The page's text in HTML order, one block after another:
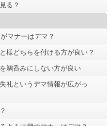
る？
マナーはデマ？
様どちらを付ける方が良い？
鵜呑みにしない方が良い
礼というデマ情報が広がっ